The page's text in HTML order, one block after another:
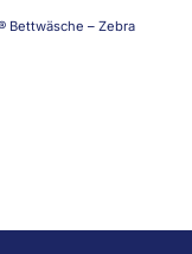
Bettwäsche – Zebra